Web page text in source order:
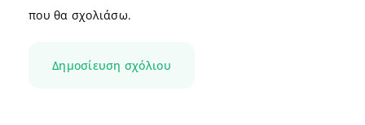
που θα σχολιάσω.